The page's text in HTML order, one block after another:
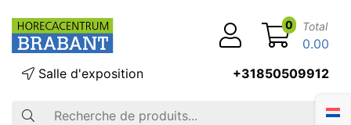
Recherche
Salle d'exposition +31850509912
0 Total
0.00